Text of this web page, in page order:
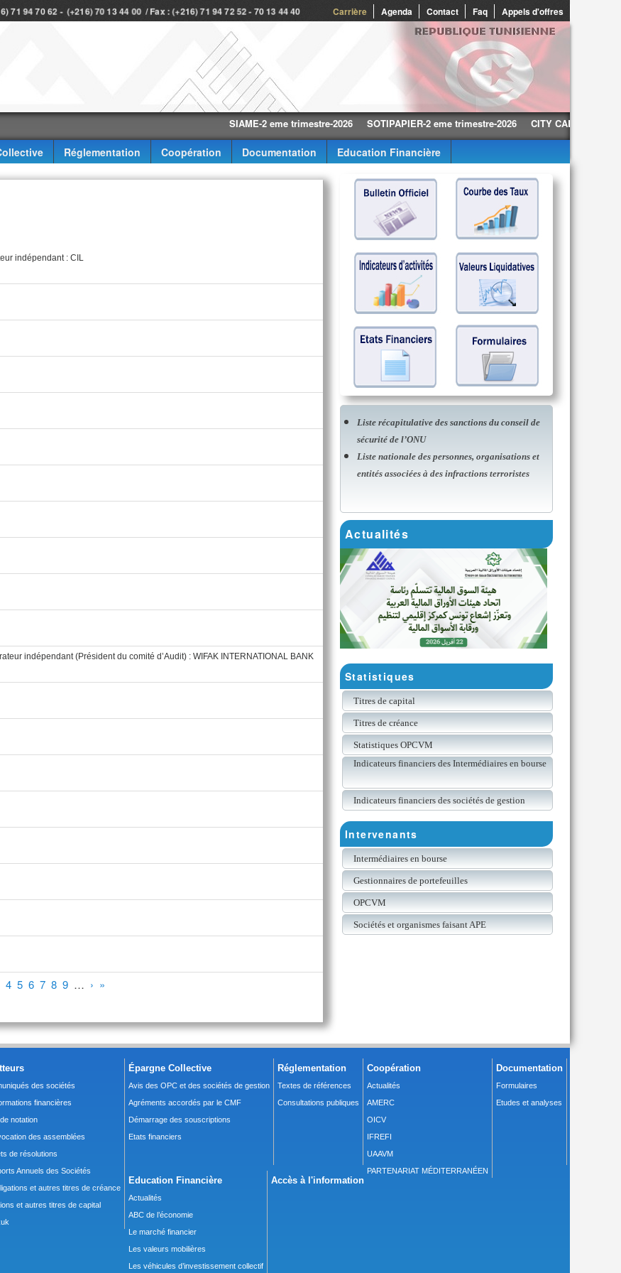
Carrière Agenda Contact Faq Appels d'offres
71 94 70 62 - (+216) 70 13 44 00 / Fax : (+216) 71 94 72 52 - 70 13 44 40
SIAME-2 eme trimestre-2026 SOTIPAPIER-2 eme trimestre-2026 CITY CARS-2 eme
Réglementation Coopération Documentation
Education Financière
indépendant : CIL
indépendant (Président du comité d’Audit) : WIFAK INTERNATIONAL BANK
4 5 6 7 8 9 … › »
Liste récapitulative des sanctions du conseil de
sécurité de l’ONU
Liste nationale des personnes, organisations et
entités associées à des infractions terroristes
Actualités
Statistiques
Titres de capital
Titres de créance
Statistiques OPCVM
Indicateurs financiers des Intermédiaires en bourse
Indicateurs financiers des sociétés de gestion
Intervenants
Intermédiaires en bourse
Gestionnaires de portefeuilles
OPCVM
Sociétés et organismes faisant APE
des sociétés
financières
notation
des assemblées
de résolutions
Annuels des Sociétés
et autres titres de créance
et autres titres de capital
Épargne Collective
Avis des OPC et des sociétés de gestion
Agréments accordés par le CMF
Démarrage des souscriptions
Etats financiers
Réglementation
Textes de références
Consultations publiques
Coopération
Actualités
AMERC
OICV
IFREFI
UAAVM
PARTENARIAT MÉDITERRANÉEN
Documentation
Formulaires
Etudes et analyses
Education Financière
Actualités
ABC de l’économie
Le marché financier
Les valeurs mobilières
Les véhicules d’investissement collectif
Accès à l'information